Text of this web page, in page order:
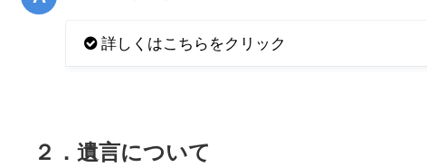
詳しくはこちらをクリック
２．遺言について